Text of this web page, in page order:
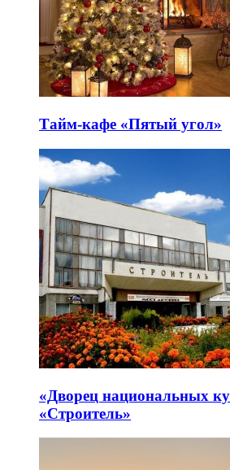
Тайм-кафе «Пятый угол»
«Дворец национальных
«Строитель»